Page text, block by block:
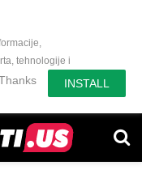
tehnologije i
INSTALL